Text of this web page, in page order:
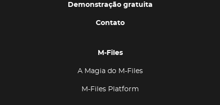
Demonstração gratuita
Contato
M-Files
A Magia do M-Files
M-Files Platform